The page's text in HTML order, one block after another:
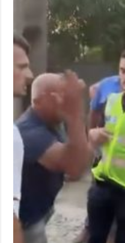
Anunț important – Închidere
Ștrandul Termal Ring din Oravița